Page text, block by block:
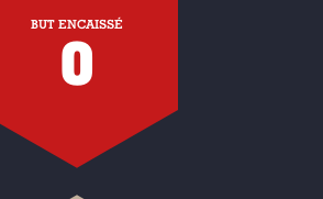
BUT ENCAISSÉ
0